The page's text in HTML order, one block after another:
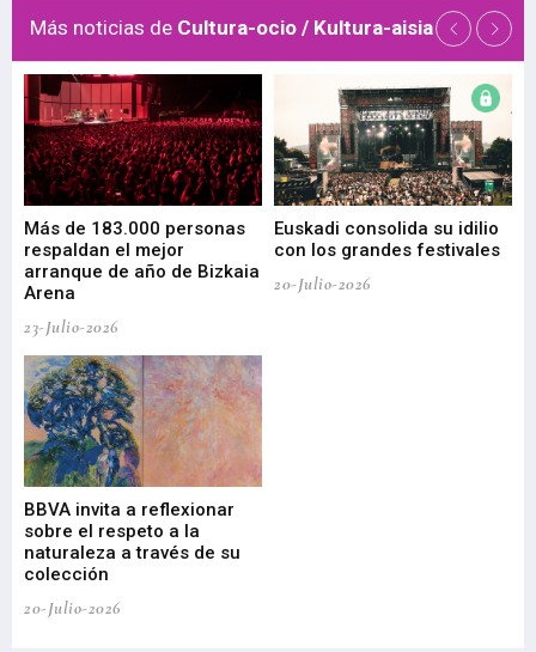
Más noticias de Cultura-ocio / Kultura-aisia
Más de 183.000 personas
respaldan el mejor
arranque de año de Bizkaia
Arena
23-Julio-2026
Euskadi consolida su idilio
con los grandes festivales
20-Julio-2026
BBVA invita a reflexionar
sobre el respeto a la
naturaleza a través de su
colección
20-Julio-2026